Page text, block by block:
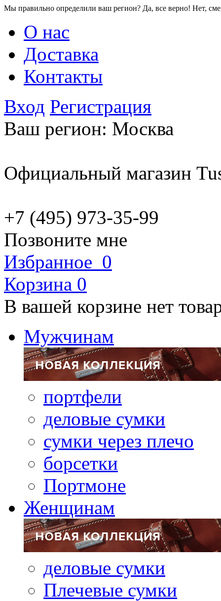
Мы правильно определили ваш регион? Да, все верно! Нет,
О нас
Доставка
Контакты
Вход Регистрация
Ваш регион: Москва
Официальный магазин
+7 (495) 973-35-99
Позвоните мне
Избранное 0
Корзина 0
В вашей корзине нет
Мужчинам
портфели
деловые сумки
сумки через плечо
борсетки
Портмоне
Женщинам
деловые сумки
Плечевые сумки